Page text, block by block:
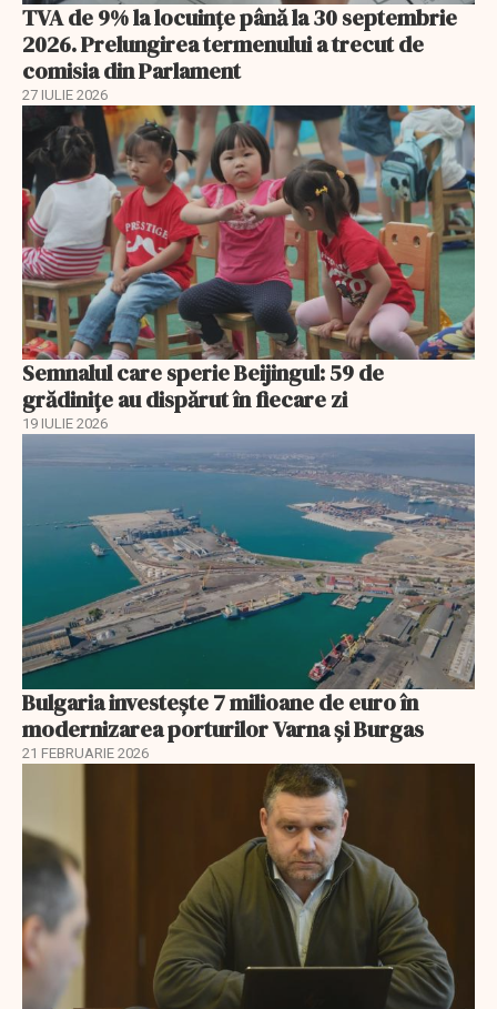
TVA de 9% la locuințe până la 30 septembrie
2026. Prelungirea termenului a trecut de
comisia din Parlament
27 IULIE 2026
Semnalul care sperie Beijingul: 59 de
grădinițe au dispărut în fiecare zi
19 IULIE 2026
Bulgaria investește 7 milioane de euro în
modernizarea porturilor Varna și Burgas
21 FEBRUARIE 2026